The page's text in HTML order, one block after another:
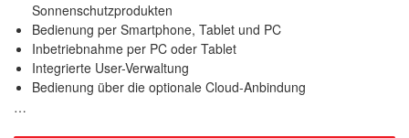
Sonnenschutzprodukten
Bedienung per Smartphone, Tablet und PC
Inbetriebnahme per PC oder Tablet
Integrierte User-Verwaltung
Bedienung über die optionale Cloud-Anbindung
…